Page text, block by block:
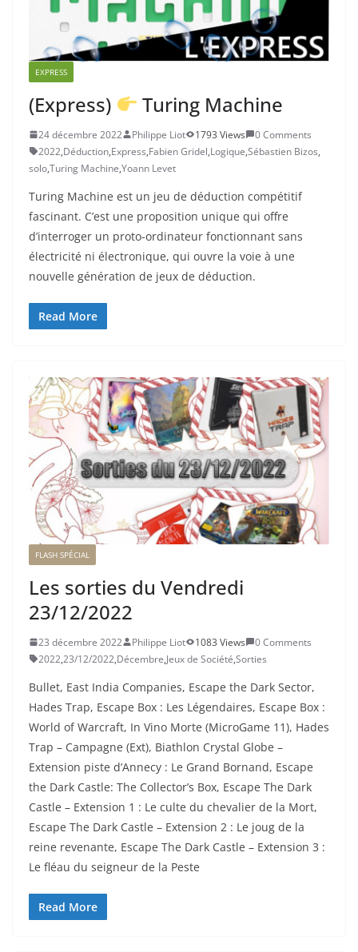
EXPRESS
(Express) Turing Machine
24 décembre 2022 Philippe Liot 1793 Views
0 Comments
2022,Déduction,Express,Fabien Gridel,Logique,Sébastien Bizos,
solo,Turing Machine,Yoann Levet
Turing Machine est un jeu de déduction compétitif
fascinant. C’est une proposition unique qui offre
d’interroger un proto-ordinateur fonctionnant sans
électricité ni électronique, qui ouvre la voie à une
nouvelle génération de jeux de déduction.
Read More
FLASH SPÉCIAL
Les sorties du Vendredi
23/12/2022
23 décembre 2022 Philippe Liot 1083 Views
0 Comments
2022,23/12/2022,Décembre,Jeux de Société,Sorties
Bullet, East India Companies, Escape the Dark Sector,
Hades Trap, Escape Box : Les Légendaires, Escape Box :
World of Warcraft, In Vino Morte (MicroGame 11), Hades
Trap – Campagne (Ext), Biathlon Crystal Globe –
Extension piste d’Annecy : Le Grand Bornand, Escape
the Dark Castle: The Collector’s Box, Escape The Dark
Castle – Extension 1 : Le culte du chevalier de la Mort,
Escape The Dark Castle – Extension 2 : Le joug de la
reine revenante, Escape The Dark Castle – Extension 3 :
Le fléau du seigneur de la Peste
Read More